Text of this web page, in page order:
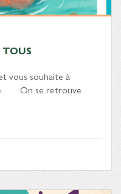
TOUS
vous souhaite à
On se retrouve